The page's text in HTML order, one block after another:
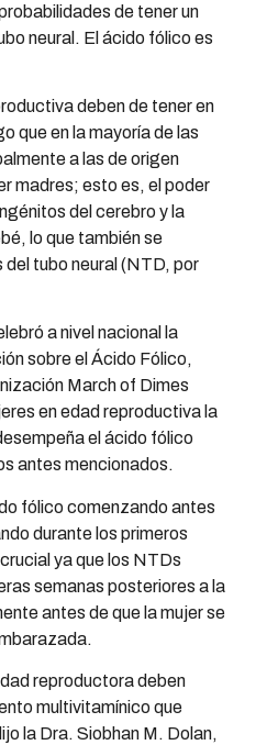
de tener un
neural. El ácido fólico es
deben de tener en
que en la mayoría de las
a las de origen
madres; esto es, el poder
del cerebro y la
lo que también se
tubo neural (NTD, por
a nivel nacional la
sobre el Ácido Fólico,
March of Dimes
en edad reproductiva la
el ácido fólico
antes mencionados.
fólico comenzando antes
durante los primeros
ya que los NTDs
semanas posteriores a la
antes de que la mujer se
reproductora deben
multivitamínico que
la Dra. Siobhan M. Dolan,